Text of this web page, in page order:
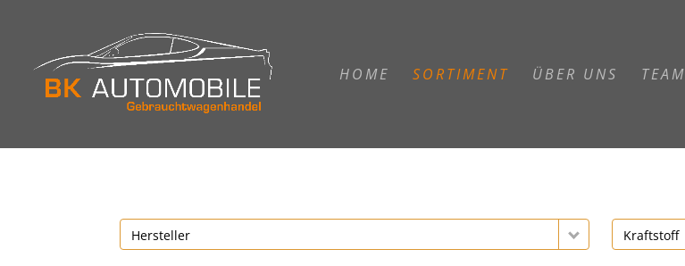
HOME SORTIMENT ÜBER UNS TEAM
Hersteller Kraftstoff